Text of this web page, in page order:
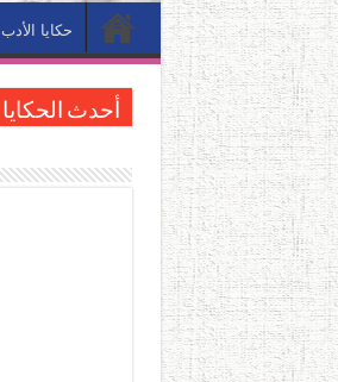
حكايا الأدب
أحدث الحكايا